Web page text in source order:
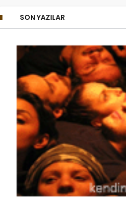
SON YAZILAR